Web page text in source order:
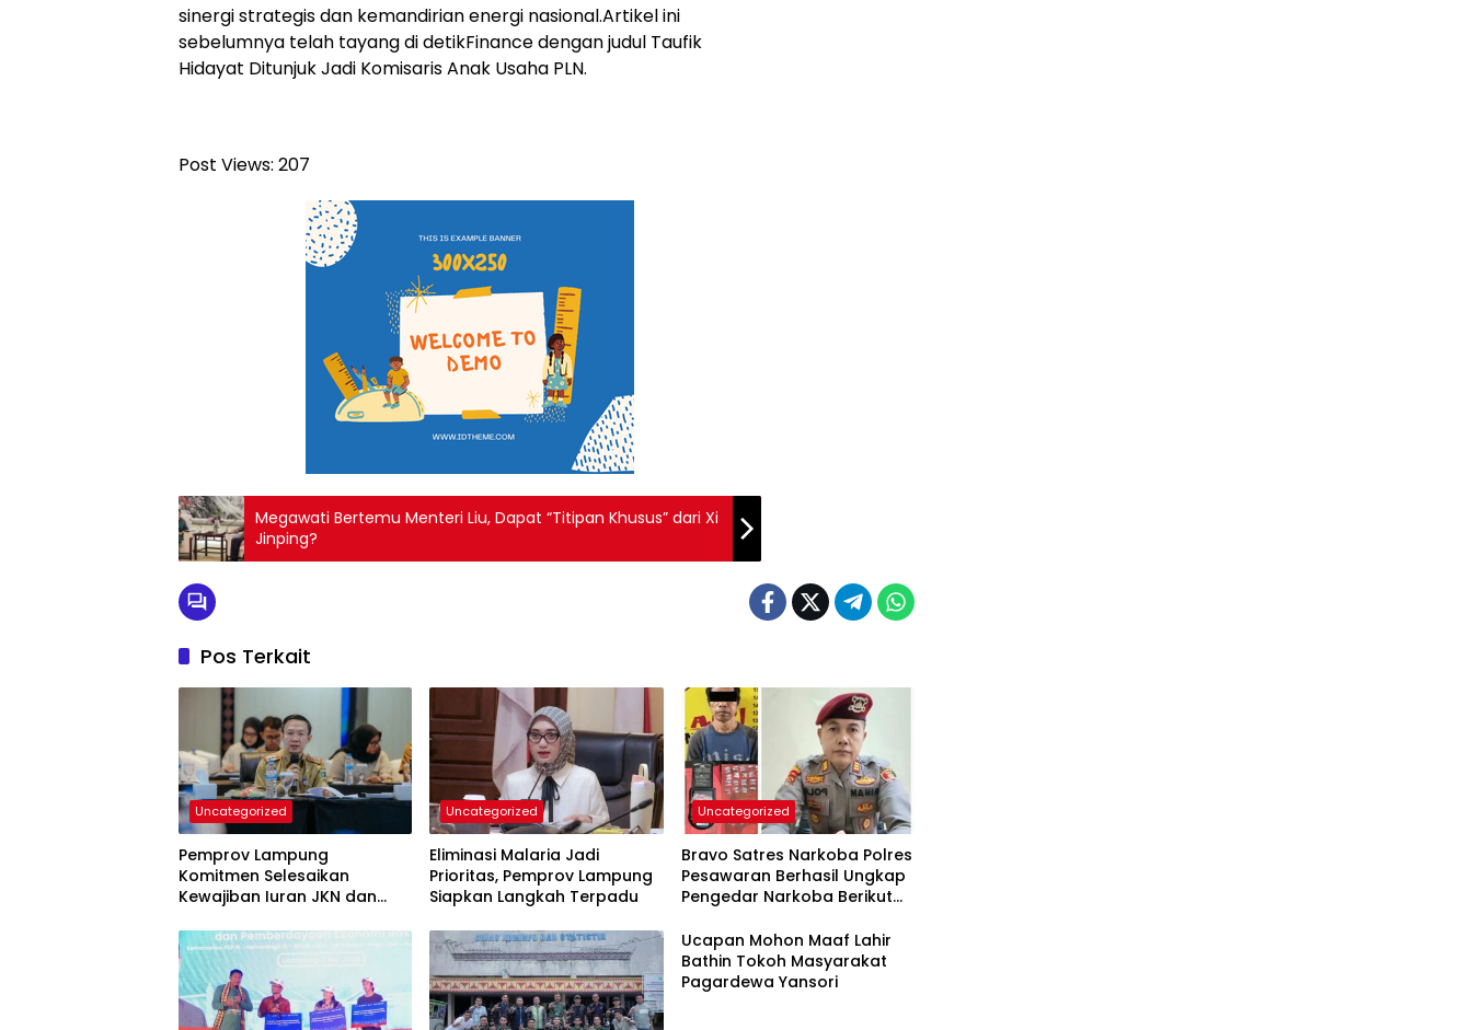
sinergi strategis dan kemandirian energi nasional.Artikel ini
sebelumnya telah tayang di detikFinance dengan judul Taufik
Hidayat Ditunjuk Jadi Komisaris Anak Usaha PLN.
Post Views: 207
Megawati Bertemu Menteri Liu, Dapat “Titipan Khusus” dari Xi
Jinping?
Pos Terkait
Uncategorized
Pemprov Lampung
Komitmen Selesaikan
Kewajiban Iuran JKN dan
Kepesertaan BPJS
Kesehatan
Uncategorized
Eliminasi Malaria Jadi
Prioritas, Pemprov Lampung
Siapkan Langkah Terpadu
Uncategorized
Bravo Satres Narkoba Polres
Pesawaran Berhasil Ungkap
Pengedar Narkoba Berikut
Ucapan Mohon Maaf Lahir
Bathin Tokoh Masyarakat
Pagardewa Yansori